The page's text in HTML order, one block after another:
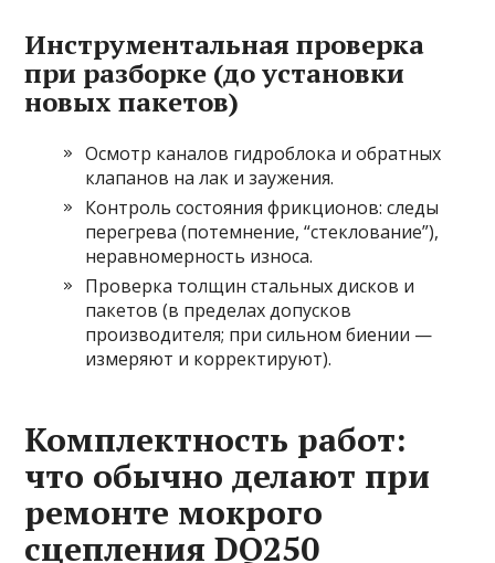
Инструментальная проверка
при разборке (до установки
новых пакетов)
Осмотр каналов гидроблока и обратных
клапанов на лак и заужения.
Контроль состояния фрикционов: следы
перегрева (потемнение, “стеклование”),
неравномерность износа.
Проверка толщин стальных дисков и
пакетов (в пределах допусков
производителя; при сильном биении —
измеряют и корректируют).
Комплектность работ:
что обычно делают при
ремонте мокрого
сцепления DQ250